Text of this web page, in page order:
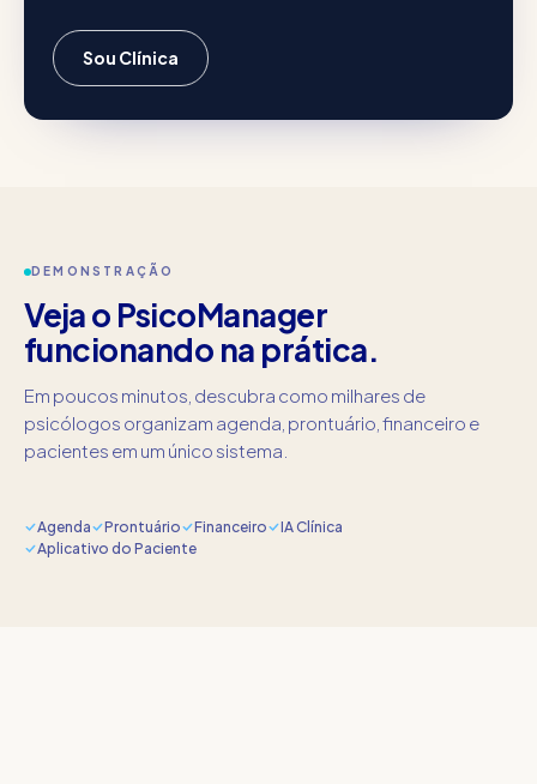
Sou Clínica
DEMONSTRAÇÃO
Veja o PsicoManager
funcionando na prática.
Em poucos minutos, descubra como milhares de
psicólogos organizam agenda, prontuário, financeiro e
pacientes em um único sistema.
Agenda Prontuário Financeiro
IA Clínica
Aplicativo do Paciente